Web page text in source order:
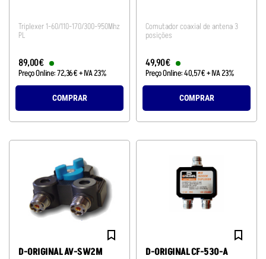
Triplexer 1-60/110-170/300-950Mhz
PL
89,00€
Preço Online:72,36€+ IVA 23%
COMPRAR
Comutador coaxial de antena 3
posições
49,90€
Preço Online:40,57€+ IVA 23%
COMPRAR
D-ORIGINAL AV-SW2M D-ORIGINAL CF-530-A